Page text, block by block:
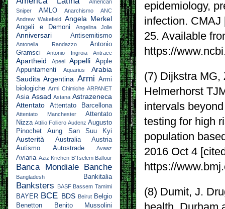
epidemiology,
infection. CMAJ
25. Available
https://
(7) Dijkstra MG,
Helmerhorst
intervals
testing for high
population
2016 Oct 4
https://
(8) Dumit, J.
American
Sniper
AMLO Anarchismo
ANC
Andrew Wakefield Angela Merkel
Angeli e Demoni Angelina Jolie
Anniversari Antisemitismo
Antonella Randazzo
Antonio
Gramsci
Antonio Ingroia Antrace
Apartheid Apeel Appelli
Apple
Appuntamenti
Aquarius
Arabia
Saudita Argentina Armi Armi
biologiche Armi Chimiche ARPANET
Asia Assad Astana Astrazeneca
Attentato
Attentato Barcellona
Attentato Manchester
Attentato
Nizza Attilio Folliero Audenz Augusto
Pinochet
Aung San Suu Kyi
Austerità Australia
Austria
Autismo
Autostrade Avaaz
Aviaria Aziz Krichen B’Tselem Balfour
Banca Mondiale Banche
Bangladesh Bankitalia
Banksters BASF Bassem Tamimi
BAYER BCE BDS Beirut Belgio
Benetton
Benito Mussolini